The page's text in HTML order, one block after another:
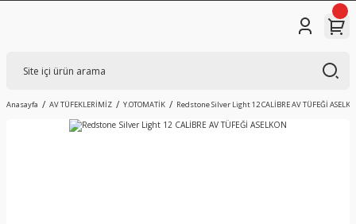
Anasayfa AV TÜFEKLERİMİZ Y.OTOMATİK Redstone Silver Light 12 CALİBRE AV TÜFEĞİ